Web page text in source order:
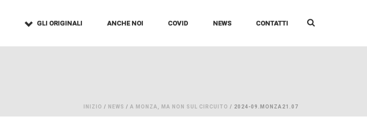
GLI ORIGINALI ANCHE NOI COVID NEWS CONTATTI
INIZIO / NEWS / A MONZA, MA NON SUL CIRCUITO / 2024-09.MONZA21.07